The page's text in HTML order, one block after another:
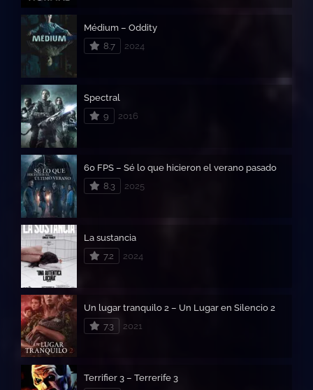
Médium – Oddity
8.7
2024
Spectral
9
2016
60 FPS – Sé lo que hicieron el verano pasado
8.3
2025
La sustancia
7.2
2024
Un lugar tranquilo 2 – Un Lugar en Silencio 2
7.3
2021
Terrifier 3 – Terrerife 3